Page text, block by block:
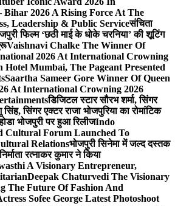
Bihar 2026 A Rising Force At The
Leadership & Public Serviceसंचिता
फिल्म ‘छठी माई के धोके चरनिया’ की शूटिंग
Vaishnavi Chalke The Winner Of
2026 At International Crowning
Hotel Mumbai, The Pageant Presented
Saartha Sameer Gore Winner Of Queen
At International Crowning 2026
डिजिटल स्टार सौरभ शर्मा, सिंगर
सिंगर एक्टर राजा भोजपुरिया का रोमांटिक
भोजपुरी पर हुआ रिलीजIndo
Cultural Forum Launched To
Relationsभोजपुरी सिनेमा में जल्द दस्तक
रत्नाकर कुमार ने किया
A Visionary Entrepreneur,
Deepak Chaturvedi The Visionary
The Future Of Fashion And
Sofee George Latest Photoshoot